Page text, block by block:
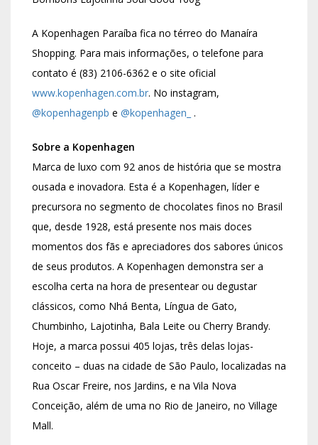
A Kopenhagen Paraíba fica no térreo do Manaíra
Shopping. Para mais informações, o telefone para
contato é (83) 2106-6362 e o site oficial
www.kopenhagen.com.br. No instagram,
@kopenhagenpb e @kopenhagen_ .
Sobre a Kopenhagen
Marca de luxo com 92 anos de história que se mostra
ousada e inovadora. Esta é a Kopenhagen, líder e
precursora no segmento de chocolates finos no Brasil
que, desde 1928, está presente nos mais doces
momentos dos fãs e apreciadores dos sabores únicos
de seus produtos. A Kopenhagen demonstra ser a
escolha certa na hora de presentear ou degustar
clássicos, como Nhá Benta, Língua de Gato,
Chumbinho, Lajotinha, Bala Leite ou Cherry Brandy.
Hoje, a marca possui 405 lojas, três delas lojas-
conceito – duas na cidade de São Paulo, localizadas na
Rua Oscar Freire, nos Jardins, e na Vila Nova
Conceição, além de uma no Rio de Janeiro, no Village
Mall.